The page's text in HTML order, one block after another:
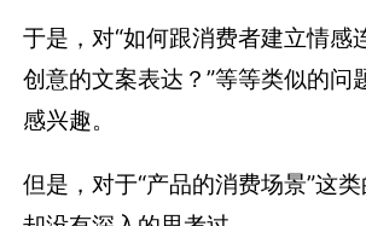
于是，对“如何跟消费者建立情感
创意的文案表达？”等等类似的问
感兴趣。
但是，对于“产品的消费场景”这